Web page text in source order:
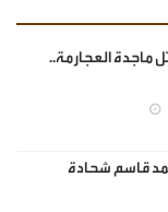
العجارمة..
قاسم شحادة